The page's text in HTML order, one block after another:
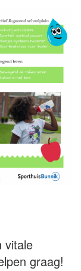
vitale
graag!